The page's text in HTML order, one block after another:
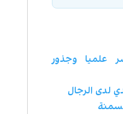
علميا وجذور
لدى الرجال